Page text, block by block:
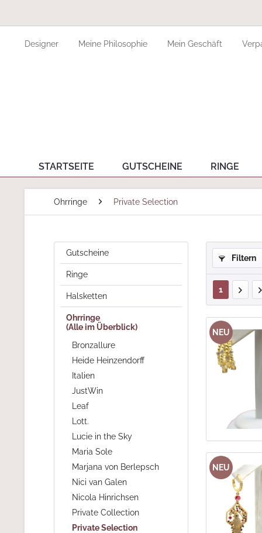
Designer Meine Philosophie Mein Geschäft
STARTSEITE GUTSCHEINE RINGE
Ohrringe Private Selection
Gutscheine
Ringe
Halsketten
Ohrringe
(Alle im Überblick)
Bronzallure
Heide Heinzendorff
Italien
JustWin
Leaf
Lott.
Lucie in the Sky
Maria Sole
Marjana von Berlepsch
Nici van Galen
Nicola Hinrichsen
Private Collection
Private Selection
Filtern
1
NEU
NEU